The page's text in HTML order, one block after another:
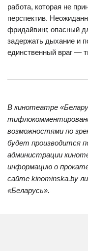
работа, которая не
перспектив.
фридайвинг, опасный
задержать дыхание и
единственный враг —
В кинотеатре
возможностями по
будет производится
администрации
информацию о
сайте kinominska.by
«Беларусь».